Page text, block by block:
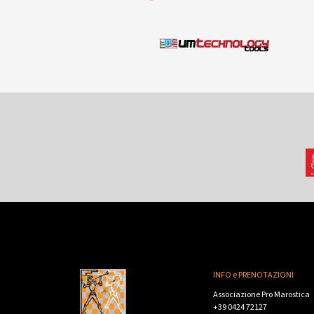
INFO e PRENOTAZIONI
Associazione Pro Marostica
+39 0424 72127